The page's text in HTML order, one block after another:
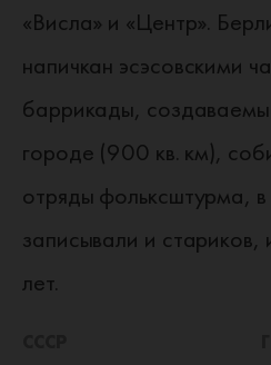
«Висла» и «Центр».
напичкан эсэсовскими
баррикады,
городе (900 кв. км),
отряды фольксштурма,
записывали и
лет.